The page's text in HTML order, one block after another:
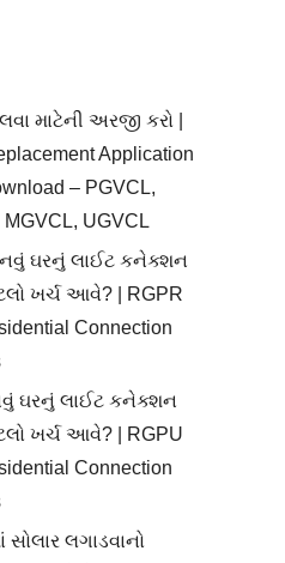
માટેની અરજી કરો |
Application
– PGVCL,
MGVCL, UGVCL
નવું ઘરનું લાઈટ કનેક્શન
ખર્ચ આવે? | RGPR
Connection
ઘરનું લાઈટ કનેક્શન
ખર્ચ આવે? | RGPU
Connection
સોલાર લગાડવાનો